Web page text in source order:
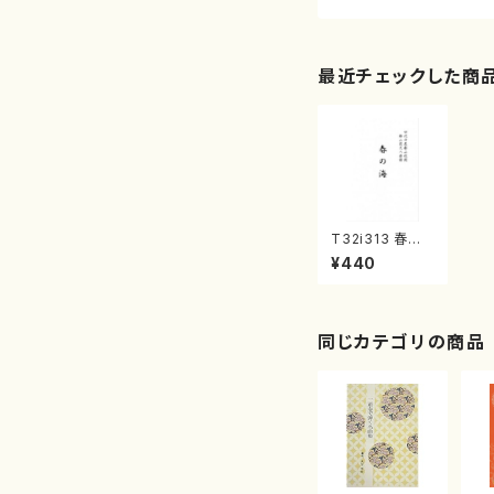
最近チェックした商
T32i313 春の
海（尺八/宮城道
雄/楽譜）都山no
¥440
同じカテゴリの商品